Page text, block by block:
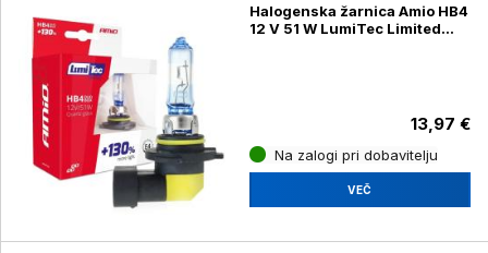
Halogenska žarnica Amio HB4
12 V 51 W LumiTec Limited
13,97 €
Na zalogi pri dobavitelju
VEČ